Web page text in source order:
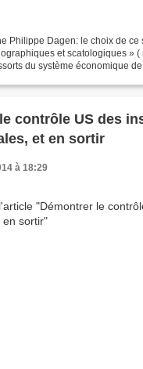
Philippe Dagen: le choix de ce
et scatologiques » (
du système économique de
contrôle US des
et en sortir
à 18:29